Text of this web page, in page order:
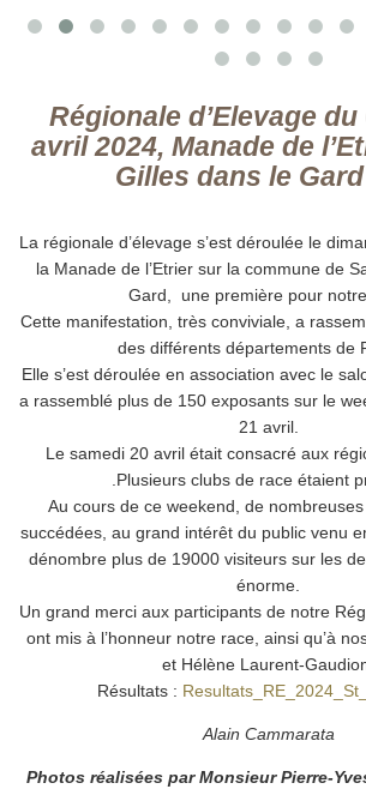
Régionale d’Elevage du
avril 2024, Manade de
Gilles dans le
La régionale d’élevage s’est déroulée le
la Manade de l’Etrier sur la commune de
Gard, une première pour notre
Cette manifestation, très conviviale, a
des différents départements de
Elle s’est déroulée en association avec le
a rassemblé plus de 150 exposants sur le
21 avril.
Le samedi 20 avril était consacré aux
.Plusieurs clubs de race étaient
Au cours de ce weekend, de
succédées, au grand intérêt du public venu
dénombre plus de 19000 visiteurs sur les
énorme.
Un grand merci aux participants de notre
ont mis à l’honneur notre race, ainsi qu’à
et Hélène Laurent-
Résultats :
Alain Cammarata
Photos réalisées par Monsieur Pierre-